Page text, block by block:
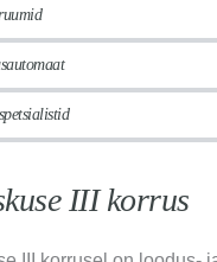
III korrus